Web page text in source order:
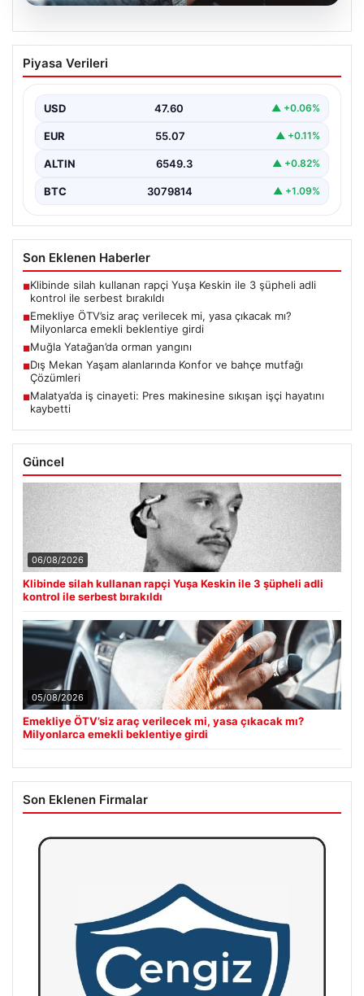
Emekliye ÖTV’siz araç verilecek mi,
yasa çıkacak mı? Milyonlarca emekli
Piyasa Verileri
USD 47.60 ▲ +0.06%
EUR 55.07 ▲ +0.11%
ALTIN 6549.3 ▲ +0.82%
BTC 3079814 ▲ +1.09%
Son Eklenen Haberler
■Klibinde silah kullanan rapçi Yuşa Keskin ile 3 şüpheli adli
kontrol ile serbest bırakıldı
■Emekliye ÖTV’siz araç verilecek mi, yasa çıkacak mı?
Milyonlarca emekli beklentiye girdi
■Muğla Yatağan’da orman yangını
■Dış Mekan Yaşam alanlarında Konfor ve bahçe mutfağı
Çözümleri
■Malatya’da iş cinayeti: Pres makinesine sıkışan işçi hayatını
kaybetti
Güncel
06/08/2026
Klibinde silah kullanan rapçi Yuşa Keskin ile 3 şüpheli adli
kontrol ile serbest bırakıldı
05/08/2026
Emekliye ÖTV’siz araç verilecek mi, yasa çıkacak mı?
Milyonlarca emekli beklentiye girdi
Son Eklenen Firmalar